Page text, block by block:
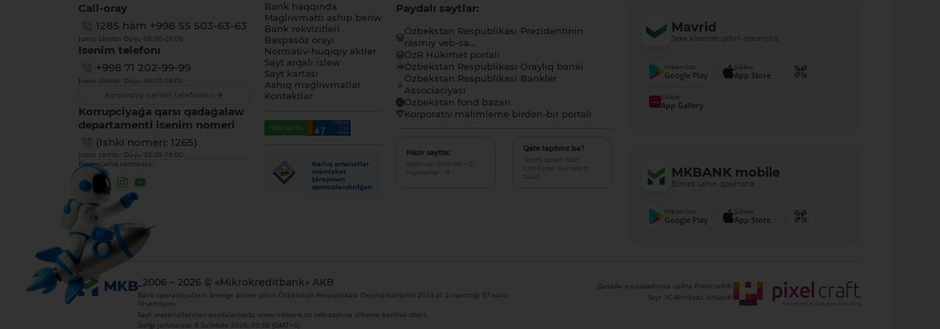
Call-oray
1285 hám +998 55 503-63-63
Jumıs tártibi: Dú-Ju 08:00-20:00
Isenim telefonı
+998 71 202-99-99
Jumıs tártibi: Dú-Ju 09:00-18:00
Aymaqlıq isenim telefonları
Korrupciyaǵa qarsı qadaǵalaw
departamenti isenim nomeri
(Ishki nomeri: 1265)
Jumıs tártibi: Dú-Ju 09:00-18:00
Biz sociallıq tarmaqta:
Bank haqqında
Maǵlıwmattı ashıp beriw
Bank rekvizitleri
Baspasóz orayı
Normativ-huqıqıy aktler
Sayt arqalı izlew
Sayt kartası
Ashıq maǵlıwmatlar
Kontaktlar
Barlıq amanatlar
mámleket
tárepinen
qamsızlandırılǵan
Paydalı saytlar:
Ózbekstan Respublikası Prezidentinin
rásmiy veb-sa...
ÓzR Húkimet portalı
Ózbekstan Respublikası Oraylıq banki
Ózbekstan Respublikası Bankler
Associaciyası
Ózbekstan fond bazarı
Korporativ málimleme birden-bir portalı
Házir saytta:
dizimnen ótkenler - 0,
miymanlar - 4
Qáte taptıńız ba?
Tekstti tanlań hám
Ctrl+Enter túymelerin
basıń.
Mavrid
Jeke klientler ushın qosımsha
Imkani bar
Google Play
Júklew
App Store
Júklew
App Gallery
MKBANK mobile
Biznes ushın qosımsha
Imkani bar
Google Play
Júklew
App Store
_2006 – 2026 © «Mikrokreditbank» AKB
Bank operatsiyaların ámelge asırıw ushın Ózbekstan Respublikası Oraylıq bankiniń 2024-jıl 2-marttaǵı 37-sanlı
litsenziyası.
Sayt materiallarınan paydalanıwdawww.mkbank.uz veb-saytına silteme beriliwi shárt.
Sońǵı jańalanıw: 8 Su'mbile 2026, 09:56 (GMT+5)
Дизайн и разработка сайта Pixelcraft®
Sayt 1C-Bitriksda ishlaydi